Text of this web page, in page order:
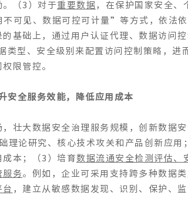
（3）对于 重要数据 ，在保护国家安全、
可见、数据可控可计量”等方式，依法
基础上，通过用户认证代理、数据访问
类型、安全级别来配置访问控制策略，进
限管控。
安全服务效能，降低应用成本
壮大数据安全治理服务规模，创新数据
理论研究、核心技术攻关和产品创新应用
成本；（3）培育数据流通安全检测评估、
服务 。例如，企业可采用支持跨多种数据
台 ，建立从敏感数据发现、识别、保护、